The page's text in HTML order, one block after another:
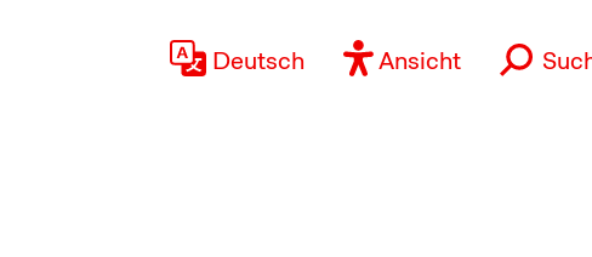
Deutsch Ansicht